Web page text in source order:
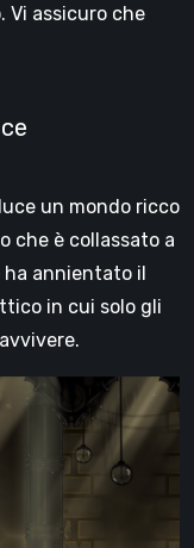
Vi assicuro che
un mondo ricco
che è collassato a
annientato il
in cui solo gli